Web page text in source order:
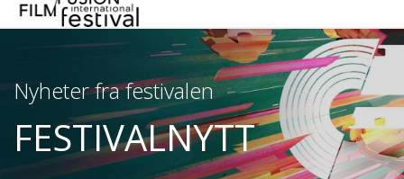
Nyheter fra festivalen
FESTIVALNYTT